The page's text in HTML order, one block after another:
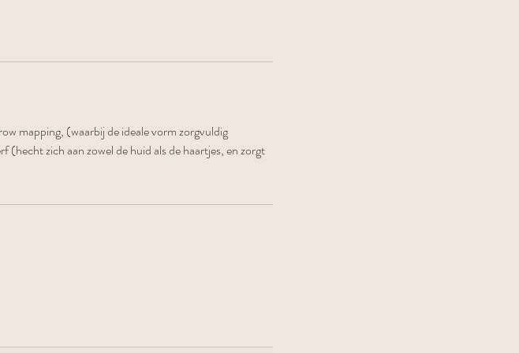
mapping, (waarbij de ideale vorm zorgvuldig
zich aan zowel de huid als de haartjes, en zorgt